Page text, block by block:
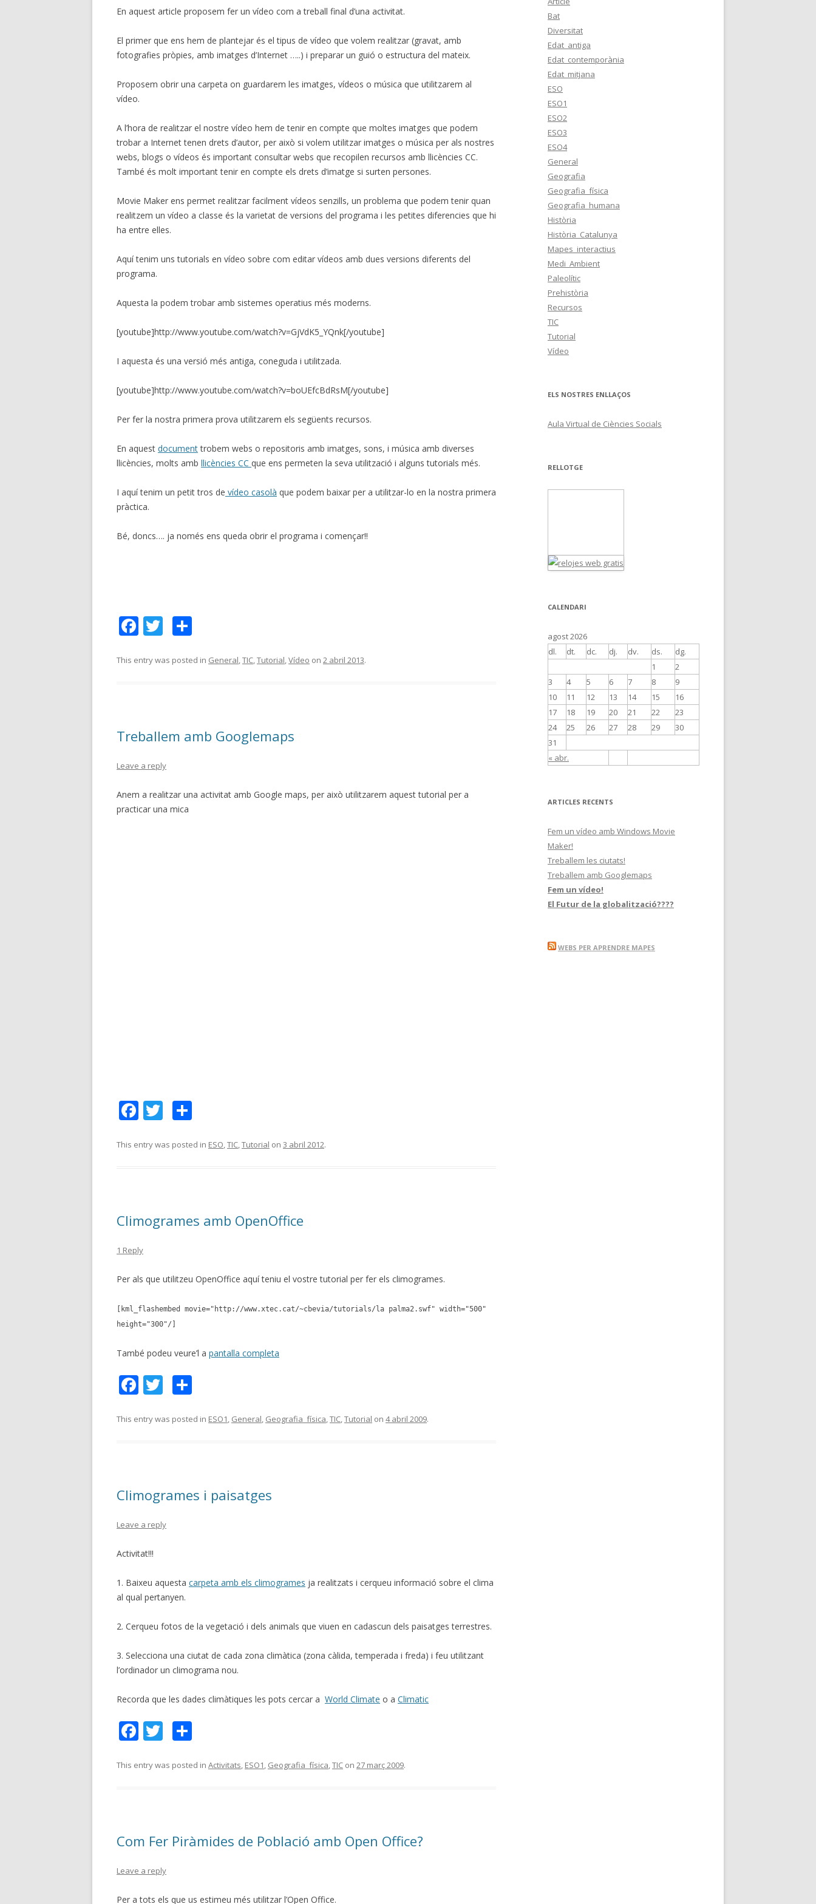
En aquest article proposem fer un vídeo com a treball final d’una activitat.
El primer que ens hem de plantejar és el tipus de vídeo que volem realitzar (gravat, amb
fotografies pròpies, amb imatges d’Internet …..) i preparar un guió o estructura del mateix.
Proposem obrir una carpeta on guardarem les imatges, vídeos o música que utilitzarem al
vídeo.
A l’hora de realitzar el nostre vídeo hem de tenir en compte que moltes imatges que podem
trobar a Internet tenen drets d’autor, per això si volem utilitzar imatges o música per als nostres
webs, blogs o vídeos és important consultar webs que recopilen recursos amb llicències CC.
També és molt important tenir en compte els drets d’imatge si surten persones.
Movie Maker ens permet realitzar facilment vídeos senzills, un problema que podem tenir quan
realitzem un vídeo a classe és la varietat de versions del programa i les petites diferencies que hi
ha entre elles.
Aquí tenim uns tutorials en vídeo sobre com editar vídeos amb dues versions diferents del
programa.
Aquesta la podem trobar amb sistemes operatius més moderns.
[youtube]http://www.youtube.com/watch?v=GjVdK5_YQnk[/youtube]
I aquesta és una versió més antiga, coneguda i utilitzada.
[youtube]http://www.youtube.com/watch?v=boUEfcBdRsM[/youtube]
Per fer la nostra primera prova utilitzarem els següents recursos.
En aquest documenttrobem webs o repositoris amb imatges, sons, i música amb diverses
llicències, molts amb llicències CC que ens permeten la seva utilització i alguns tutorials més.
I aquí tenim un petit tros de vídeo casolà que podem baixar per a utilitzar-lo en la nostra primera
pràctica.
Bé, doncs…. ja només ens queda obrir el programa i començar!!
F
e
k
T
itt m
ix
This entry was posted in General,TIC,Tutorial,Vídeo on 2 abril 2013.
Treballem amb Googlemaps
Leave a reply
Anem a realitzar una activitat amb Google maps, per això utilitzarem aquest tutorial per a
practicar una mica
F
e
k
T
itt m
ix
This entry was posted in ESO,TIC,Tutorial on 3 abril 2012.
Climogrames amb OpenOffice
1 Reply
Per als que utilitzeu OpenOffice aquí teniu el vostre tutorial per fer els climogrames.
[kml_flashembed movie="http://www.xtec.cat/~cbevia/tutorials/la palma2.swf" width="500"
height="300"/]
També podeu veure’l a pantalla completa
F
e
k
T
itt m
ix
This entry was posted in ESO1, General, Geografia_física,TIC,Tutorial on 4 abril 2009.
Climogrames i paisatges
Leave a reply
Activitat!!!
1. Baixeu aquesta carpeta amb els climogrames ja realitzats i cerqueu informació sobre el clima
al qual pertanyen.
2. Cerqueu fotos de la vegetació i dels animals que viuen en cadascun dels paisatges terrestres.
3. Selecciona una ciutat de cada zona climàtica (zona càlida, temperada i freda) i feu utilitzant
l’ordinador un climograma nou.
Recorda que les dades climàtiques les pots cercar a World Climate o a Climatic
F
e
k
T
itt m
ix
This entry was posted in Activitats, ESO1, Geografia_física,TIC on 27 març 2009.
Com Fer Piràmides de Població amb Open Office?
Leave a reply
Per a tots els que us estimeu més utilitzar l’Open Office.
Bat
Diversitat
Edat_antiga
Edat_contemporània
Edat_mitjana
ESO
ESO1
ESO2
ESO3
ESO4
General
Geografia
Geografia_física
Geografia_humana
Història
Història_Catalunya
Mapes_interactius
Medi_Ambient
Paleolític
Prehistòria
Recursos
TIC
Tutorial
Vídeo
ELS NOSTRES ENLLAÇOS
Aula Virtual de Ciències Socials
RELLOTGE
CALENDARI
agost 2026
dl.
dt. dc. dj. dv. ds. dg.
« abr.
1
2
3
4 5 6 7 8
9
10
11 12 13 14 15
16
17
18 19 20 21 22
23
24
25 26 27 28 29
30
31
ARTICLES RECENTS
Fem un vídeo amb Windows Movie
Maker!
Treballem les ciutats!
Treballem amb Googlemaps
Fem un vídeo!
El Futur de la globalització????
WEBS PER APRENDRE MAPES